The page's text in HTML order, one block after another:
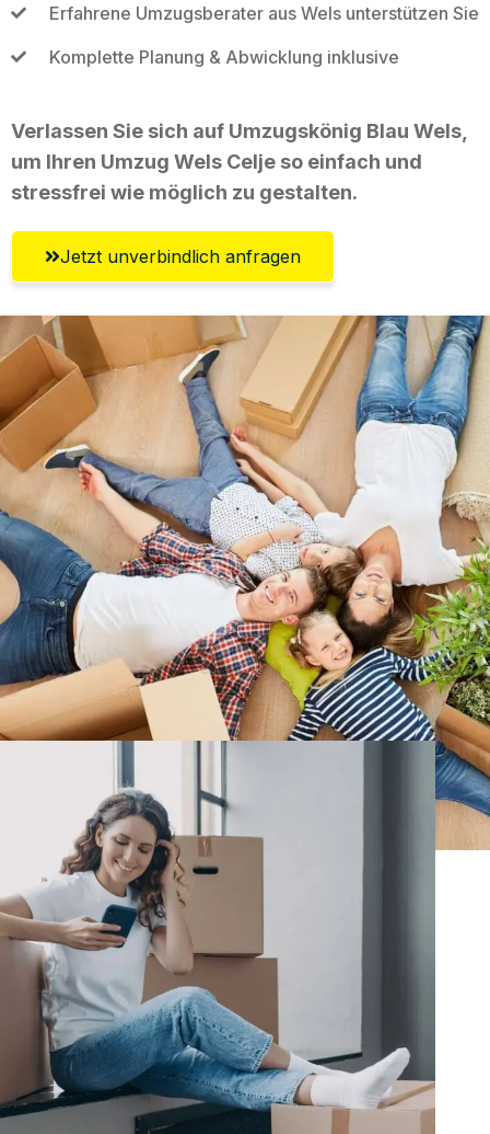
Erfahrene Umzugsberater aus Wels unterstützen Sie
Komplette Planung & Abwicklung inklusive
Verlassen Sie sich auf Umzugskönig Blau Wels,
um Ihren Umzug Wels Celje so einfach und
stressfrei wie möglich zu gestalten.
Jetzt unverbindlich anfragen